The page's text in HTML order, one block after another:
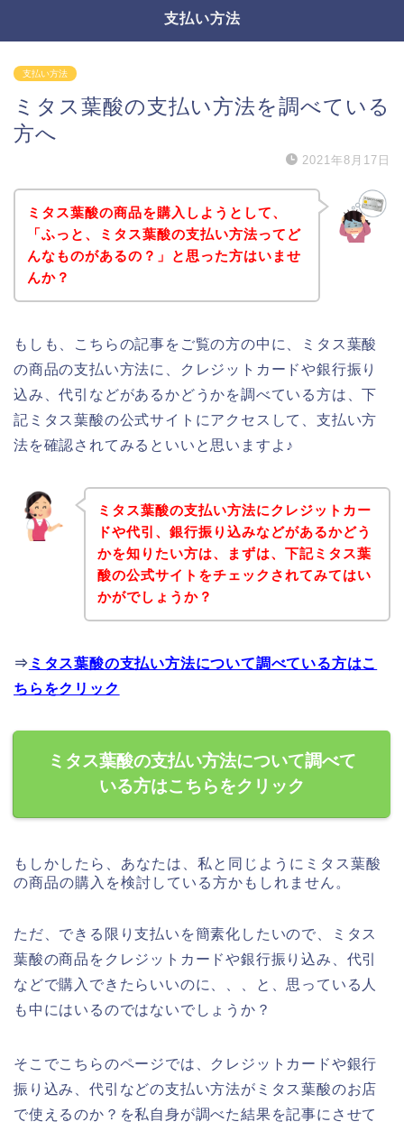
支払い方法
支払い方法
ミタス葉酸の支払い方法を調べている
方へ
2021年8月17日
ミタス葉酸の商品を購入しようとして、
「ふっと、ミタス葉酸の支払い方法ってど
んなものがあるの？」と思った方はいませ
んか？
もしも、こちらの記事をご覧の方の中に、ミタス葉酸
の商品の支払い方法に、クレジットカードや銀行振り
込み、代引などがあるかどうかを調べている方は、下
記ミタス葉酸の公式サイトにアクセスして、支払い方
法を確認されてみるといいと思いますよ♪
ミタス葉酸の支払い方法にクレジットカー
ドや代引、銀行振り込みなどがあるかどう
かを知りたい方は、まずは、下記ミタス葉
酸の公式サイトをチェックされてみてはい
かがでしょうか？
⇒ ミタス葉酸の支払い方法について調べている方はこ
ちらをクリック
ミタス葉酸の支払い方法について調べて
いる方はこちらをクリック
もしかしたら、あなたは、私と同じようにミタス葉酸
の商品の購入を検討している方かもしれません。
ただ、できる限り支払いを簡素化したいので、ミタス
葉酸の商品をクレジットカードや銀行振り込み、代引
などで購入できたらいいのに、、、と、思っている人
も中にはいるのではないでしょうか？
そこでこちらのページでは、クレジットカードや銀行
振り込み、代引などの支払い方法がミタス葉酸のお店
で使えるのか？を私自身が調べた結果を記事にさせて